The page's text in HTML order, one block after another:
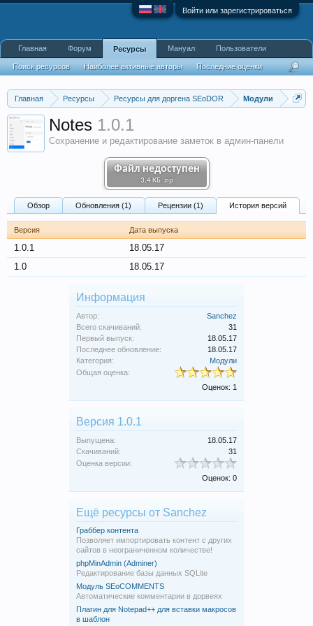
Войти или зарегистрироваться
Главная Ресурсы Ресурсы для доргена SEoDOR Модули
Файл недоступен
3,4 КБ .zip
Notes 1.0.1
Сохранение и редактирование заметок в админ-панели
Обзoр Обновления (1) Рецензии (1) История версий
Версия Дата выпуска
1.0.1
18.05.17
1.0
18.05.17
Информация
Автор:
Sanchez
Всего скачиваний:
31
Первый выпуск:
18.05.17
Последнее обновление:
18.05.17
Категория:
Модули
Общая оценка:
Оценок: 1
Версия 1.0.1
Выпущена:
18.05.17
Скачиваний:
31
Оценка версии:
Оценок: 0
Ещё ресурсы от Sanchez
Граббер контента
Позволяет импортировать контент с других
сайтов в неограниченном количестве!
phpMinAdmin (Adminer)
Редактирование базы данных SQLite
Модуль SEoCOMMENTS
Автоматические комментарии в дорвеях
Плагин для Notepad++ для вставки макросов
в шаблон
Главная Форум Ресурсы
Поиск ресурсов Наиболее активные авторы Последние оценки
Мануал Пользователи